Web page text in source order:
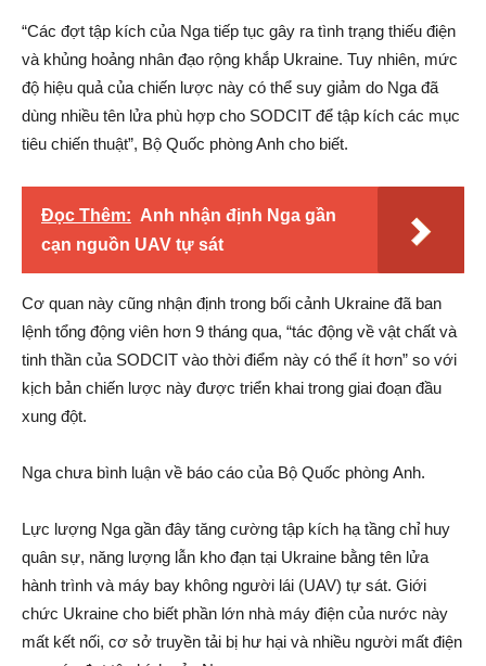
“Các đợt tập kích của Nga tiếp tục gây ra tình trạng thiếu điện
và khủng hoảng nhân đạo rộng khắp Ukraine. Tuy nhiên, mức
độ hiệu quả của chiến lược này có thể suy giảm do Nga đã
dùng nhiều tên lửa phù hợp cho SODCIT để tập kích các mục
tiêu chiến thuật”, Bộ Quốc phòng Anh cho biết.
Đọc Thêm: Anh nhận định Nga gần
cạn nguồn UAV tự sát
Cơ quan này cũng nhận định trong bối cảnh Ukraine đã ban
lệnh tổng động viên hơn 9 tháng qua, “tác động về vật chất và
tinh thần của SODCIT vào thời điểm này có thể ít hơn” so với
kịch bản chiến lược này được triển khai trong giai đoạn đầu
xung đột.
Nga chưa bình luận về báo cáo của Bộ Quốc phòng Anh.
Lực lượng Nga gần đây tăng cường tập kích hạ tầng chỉ huy
quân sự, năng lượng lẫn kho đạn tại Ukraine bằng tên lửa
hành trình và máy bay không người lái (UAV) tự sát. Giới
chức Ukraine cho biết phần lớn nhà máy điện của nước này
mất kết nối, cơ sở truyền tải bị hư hại và nhiều người mất điện